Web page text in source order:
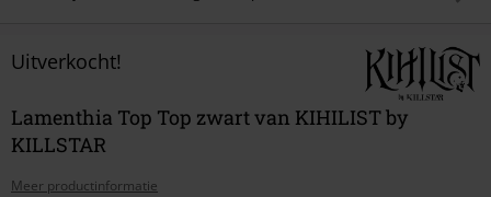
Uitverkocht!
Lamenthia Top Top zwart van KIHILIST by
KILLSTAR
Meer productinformatie